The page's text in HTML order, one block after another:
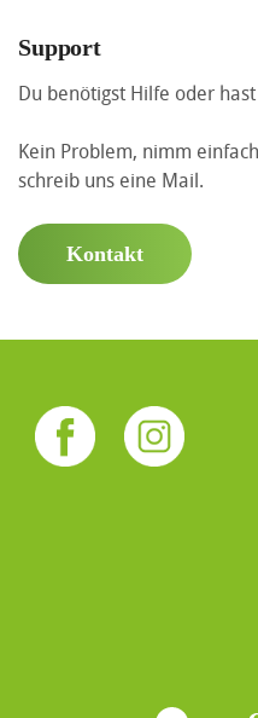
Support
Du benötigst Hilfe oder
Kein Problem, nimm
schreib uns eine Mail.
Kontakt